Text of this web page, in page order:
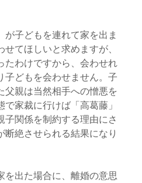
が子どもを連れて家を出ま
てほしいと求めますが、
たわけですから、会わせれ
子どもを会わせません。子
父親は当然相手への憎悪を
家裁に行けば「高葛藤」
子関係を制約する理由にさ
断絶させられる結果になり
を出た場合に、離婚の意思